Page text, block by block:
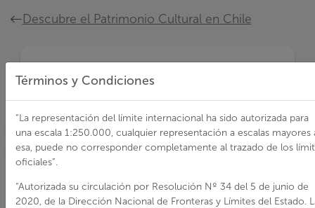
deDescubre el Patrimonio Cultural en Chile
Monumentos históricos
Iglesia de
Usmagama
FICHA TÉCNICA
Términos y Condiciones
“La representación del límite internacional ha sido autorizada para
una escala 1:250.000, cualquier representación a escalas mayores
esa, puede no corresponder completamente al trazado de los
oficiales”.
“Autorizada su circulación por Resolución Nº 34 del 5 de junio de
2020, de la Dirección Nacional de Fronteras y Límites del Estado.